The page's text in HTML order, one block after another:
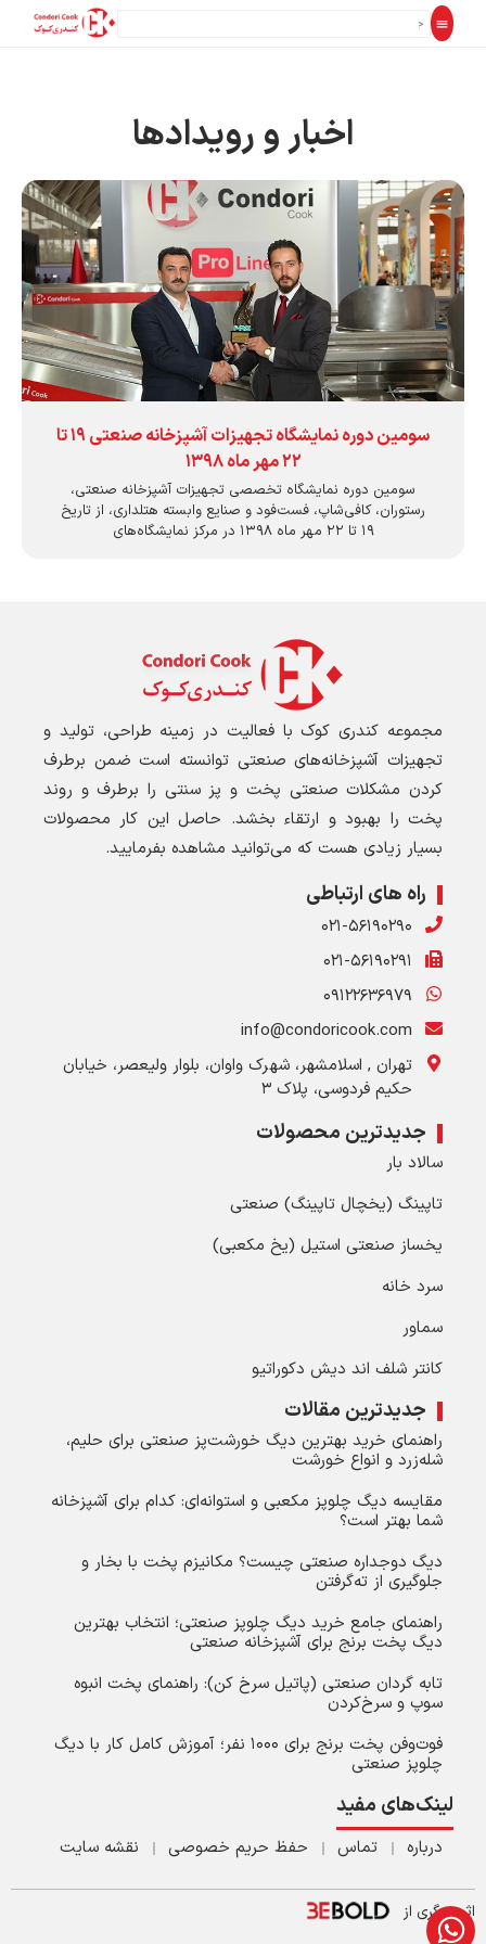
اخبار و رویدادها
سومین دوره نمایشگاه تجهیزات آشپزخانه صنعتی ۱۹ تا
۲۲ مهر ماه ۱۳۹۸
سومین دوره نمایشگاه تخصصی تجهیزات آشپزخانه صنعتی،
رستوران، کافی‌شاپ، فست‌فود و صنایع وابسته هتلداری، از تاریخ
۱۹ تا ۲۲ مهر ماه ۱۳۹۸ در مرکز نمایشگاه‌های
مجموعه کندری کوک با فعالیت در زمینه طراحی، تولید و
تجهیزات آشپزخانه‌های صنعتی توانسته است ضمن برطرف
کردن مشکلات صنعتی پخت و پز سنتی را برطرف و روند
پخت را بهبود و ارتقاء بخشد. حاصل این کار محصولات
بسیار زیادی هست که می‌توانید مشاهده بفرمایید.
راه های ارتباطی
۰۲۱-۵۶۱۹۰۲۹۰
۰۲۱-۵۶۱۹۰۲۹۱
۰۹۱۲۲۶۳۶۹۷۹
info@condoricook.com
تهران , اسلامشهر، شهرک واوان، بلوار ولیعصر، خیابان
حکیم فردوسی، پلاک ۳
جدیدترین محصولات
سالاد بار
تاپینگ (یخچال تاپینگ) صنعتی
یخساز صنعتی استیل (یخ مکعبی)
سرد خانه
سماور
کانتر شلف اند دیش دکوراتیو
جدیدترین مقالات
راهنمای خرید بهترین دیگ خورشت‌پز صنعتی برای حلیم،
شله‌زرد و انواع خورشت
مقایسه دیگ چلوپز مکعبی و استوانه‌ای: کدام برای آشپزخانه
شما بهتر است؟
دیگ دوجداره صنعتی چیست؟ مکانیزم پخت با بخار و
جلوگیری از ته‌گرفتن
راهنمای جامع خرید دیگ چلوپز صنعتی؛ انتخاب بهترین
دیگ پخت برنج برای آشپزخانه صنعتی
تابه گردان صنعتی (پاتیل سرخ کن): راهنمای پخت انبوه
سوپ و سرخ‌کردن
فوت‌وفن پخت برنج برای ۱۰۰۰ نفر؛ آموزش کامل کار با دیگ
چلوپز صنعتی
لینک‌های مفید
درباره تماس حفظ حریم خصوصی نقشه سایت
اثر دیگری از